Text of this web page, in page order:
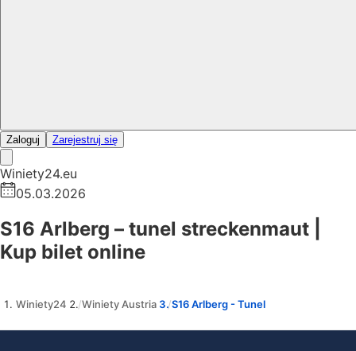
Zaloguj Zarejestruj się
Winiety24.eu
05.03.2026
S16 Arlberg – tunel streckenmaut |
Kup bilet online
Winiety24 Winiety Austria S16 Arlberg - Tunel